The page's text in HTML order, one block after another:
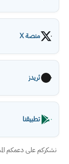
منصة X
ثريدز
تطبيقنا
نشكركم على دعمكم